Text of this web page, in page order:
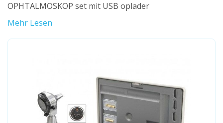
OPHTALMOSKOP set mit USB oplader
Mehr Lesen